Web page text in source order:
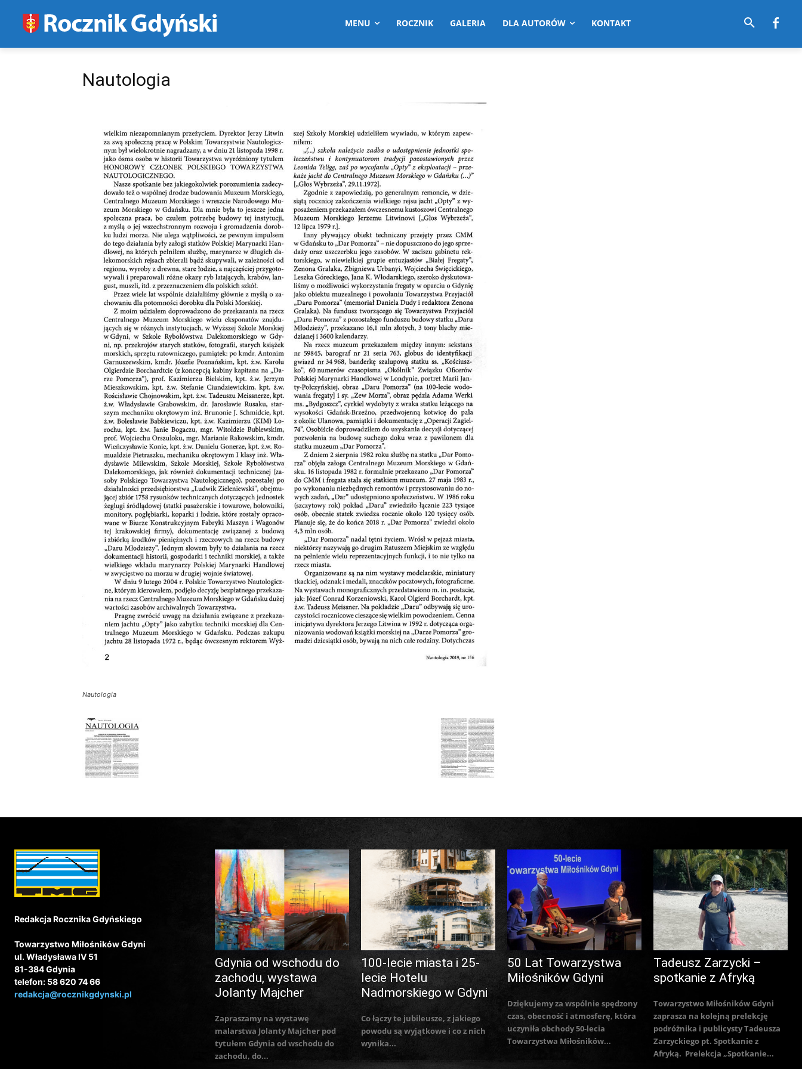
MENU ROCZNIK GALERIA DLA AUTORÓW KONTAKT
Nautologia
Nautologia
Redakcja Rocznika Gdyńskiego
Towarzystwo Miłośników Gdyni
ul. Władysława IV 51
81-384 Gdynia
telefon: 58 620 74 66
redakcja@rocznikgdynski.pl
Gdynia od wschodu do
zachodu, wystawa
Jolanty Majcher
Zapraszamy na wystawę
malarstwa Jolanty Majcher pod
tytułem Gdynia od wschodu do
zachodu, do...
100-lecie miasta i 25-
lecie Hotelu
Nadmorskiego w Gdyni
Co łączy te jubileusze, z jakiego
powodu są wyjątkowe i co z nich
wynika...
50 Lat Towarzystwa
Miłośników Gdyni
Dziękujemy za wspólnie spędzony
czas, obecność i atmosferę, która
uczyniła obchody 50-lecia
Towarzystwa Miłośników...
Tadeusz Zarzycki –
spotkanie z Afryką
Towarzystwo Miłośników Gdyni
zaprasza na kolejną prelekcję
podróżnika i publicysty Tadeusza
Zarzyckiego pt. Spotkanie z
Afryką. Prelekcja „Spotkanie...